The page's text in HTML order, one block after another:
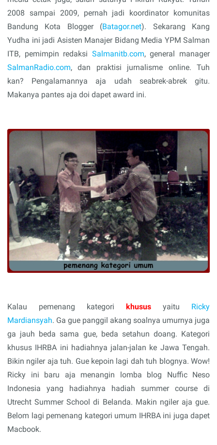
2008 sampai 2009, pernah jadi koordinator komunitas
Bandung Kota Blogger (Batagor.net). Sekarang Kang
Yudha ini jadi Asisten Manajer Bidang Media YPM Salman
ITB, pemimpin redaksi Salmanitb.com, general manager
SalmanRadio.com, dan praktisi jurnalisme online. Tuh
kan? Pengalamannya aja udah seabrek-abrek gitu.
Makanya pantes aja doi dapet award ini.
Kalau pemenang kategori khusus yaitu Ricky
Mardiansyah. Ga gue panggil akang soalnya umurnya juga
ga jauh beda sama gue, beda setahun doang. Kategori
khusus IHRBA ini hadiahnya jalan-jalan ke Jawa Tengah.
Bikin ngiler aja tuh. Gue kepoin lagi dah tuh blognya. Wow!
Ricky ini baru aja menangin lomba blog Nuffic Neso
Indonesia yang hadiahnya hadiah summer course di
Utrecht Summer School di Belanda. Makin ngiler aja gue.
Belom lagi pemenang kategori umum IHRBA ini juga dapet
Macbook.